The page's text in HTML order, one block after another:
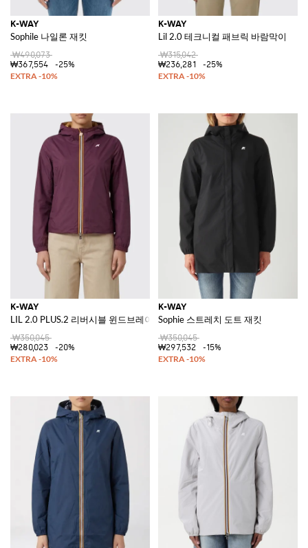
K-WAY
Sophile 나일론 재킷
₩490,073
₩367,554
-25%
K-WAY
Lil 2.0 테크니컬 패브릭 바람막이
₩315,042
₩236,281
-25%
K-WAY
LIL 2.0 PLUS.2 리버시블 윈드브레이커 재킷
₩350,045
₩280,023
-20%
K-WAY
Sophie 스트레치 도트 재킷
₩350,045
₩297,532
-15%